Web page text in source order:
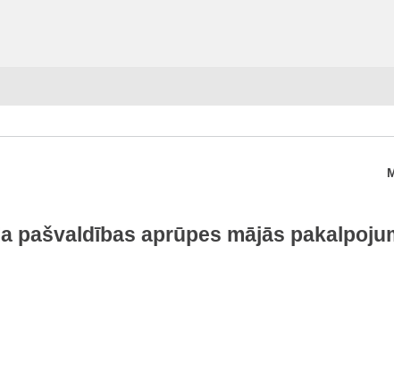
pašvaldības aprūpes mājās